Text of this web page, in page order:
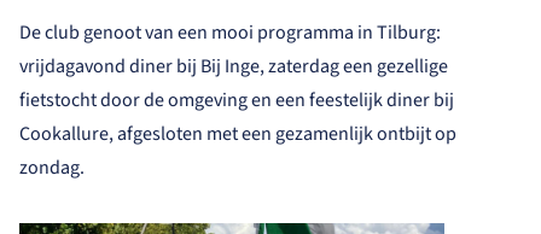
De club genoot van een mooi programma in Tilburg:
vrijdagavond diner bij Bij Inge, zaterdag een gezellige
fietstocht door de omgeving en een feestelijk diner bij
Cookallure, afgesloten met een gezamenlijk ontbijt op
zondag.